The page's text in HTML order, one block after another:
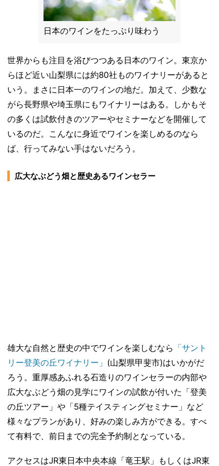
日本のワインをたっぷり味わう
世界からも注目を浴びつつある日本のワイン。東京か
らほど近い山梨県には約80社ものワイナリーがあると
いう。まさに日本一のワインの地だ。加えて、少数な
がら長野県や埼玉県にもワイナリーはある。しかもそ
の多くは試飲付きのツアーやセミナーなどを開催して
いるのだ。こんなに身近でワインを楽しめるのなら
ば、行ってみない手はないだろう。
広大なぶどう畑と歴史あるワインセラー
雄大な自然と歴史の中でワインを楽しむなら 「サント
リー登美の丘ワイナリー」 (山梨県甲斐市)はいかがだ
ろう。重厚感あふれる石造りのワインセラーの内部や
広大なぶどう畑の見学にワインの試飲が付いた「登美
の丘ツアー」や「5種テイスティングセミナー」など
様々なプランがあり、好みの楽しみ方ができる。すべ
て有料で、前日までの完全予約制となっている。
アクセスはJR東日本中央本線「竜王駅」もしくはJR東